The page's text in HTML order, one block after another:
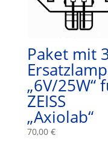
Paket mit
„6V/25W“
ZEISS
„Axiolab“
70,00 €